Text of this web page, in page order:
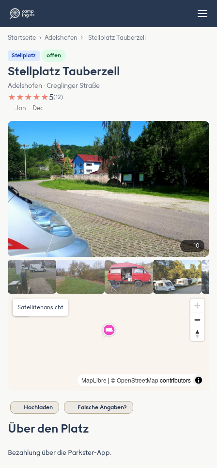
Startseite › Adelshofen › Stellplatz Tauberzell
Stellplatz offen
Stellplatz Tauberzell
Adelshofen · Creglinger Straße
★ ★ ★ ★ ★5(12)
Jan – Dec
10
MapLibre | ©OpenStreetMapcontributors
Satellitenansicht
Hochladen Falsche Angaben?
Über den Platz
Bezahlung über die Parkster-App.